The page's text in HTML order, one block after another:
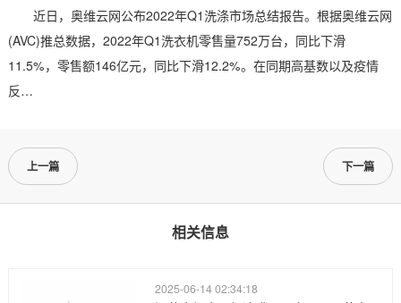
近日，奥维云网公布2022年Q1洗涤市场总结报告。根据奥维云网
(AVC)推总数据，2022年Q1洗衣机零售量752万台，同比下滑
11.5%，零售额146亿元，同比下滑12.2%。在同期高基数以及疫情
反…
上一篇 下一篇
相关信息
2025-06-14 02:34:18